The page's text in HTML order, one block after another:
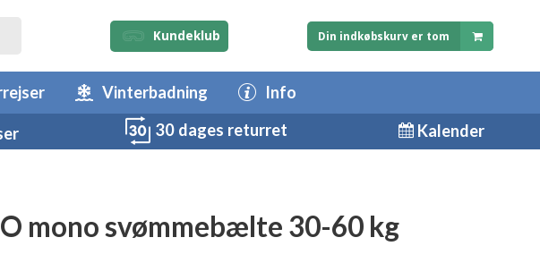
Kundeklub Din indkøbskurv er tom
Vinterbadning Info
30 dages returret Kalender
mono svømmebælte 30-60 kg